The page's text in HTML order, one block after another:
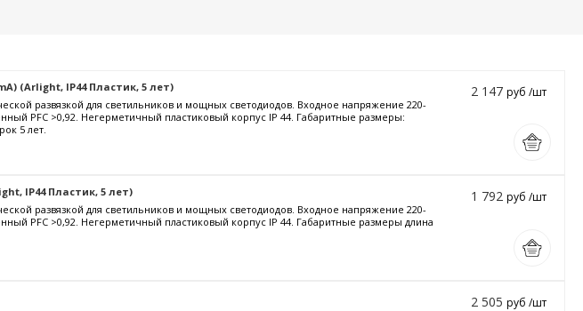
(Arlight, IP44 Пластик, 5 лет)
развязкой для светильников и мощных светодиодов. Входное напряжение 220-
PFC >0,92. Негерметичный пластиковый корпус IP 44. Габаритные размеры:
5 лет.
2 147 руб /шт
IP44 Пластик, 5 лет)
развязкой для светильников и мощных светодиодов. Входное напряжение 220-
PFC >0,92. Негерметичный пластиковый корпус IP 44. Габаритные размеры длина
1 792 руб /шт
2 505 руб /шт